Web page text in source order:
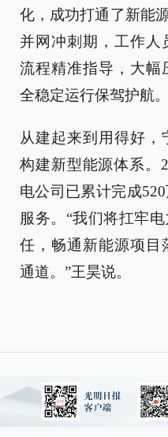
化，成功打通了新能
并网冲刺期，工作人
流程精准指导，大幅
全稳定运行保驾护航。
从建起来到用得好，
构建新型能源体系。
电公司已累计完成
服务。“我们将扛牢
任，畅通新能源项目
通道。”王昊说。